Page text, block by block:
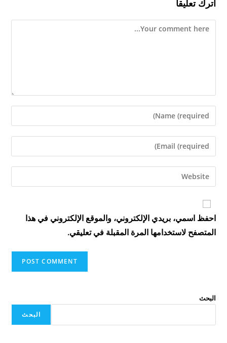
اترك تعليقاً
Comment
Enter
your
name
comment
Enter
your
email
address
Enter
your
URL
(optional)
احفظ اسمي، بريدي الإلكتروني، والموقع الإلكتروني في هذا
المتصفح لاستخدامها المرة المقبلة في تعليقي.
البحث
البحث